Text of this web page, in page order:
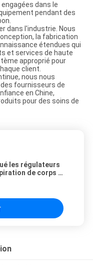
dans le
pendant des
dans l'industrie. Nous
la fabrication
étendues qui
et services de haute
approprié pour
client.
nous nous
fournisseurs de
en Chine,
pour des soins de
les régulateurs
de corps en